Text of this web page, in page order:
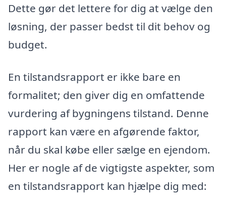
Dette gør det lettere for dig at vælge den
løsning, der passer bedst til dit behov og
budget.
En tilstandsrapport er ikke bare en
formalitet; den giver dig en omfattende
vurdering af bygningens tilstand. Denne
rapport kan være en afgørende faktor,
når du skal købe eller sælge en ejendom.
Her er nogle af de vigtigste aspekter, som
en tilstandsrapport kan hjælpe dig med: